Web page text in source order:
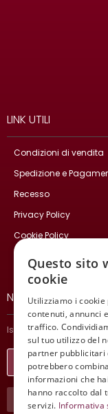
LINK UTILI
Condizioni di vendita
Spedizione e
Recesso
Privacy Policy
Cookie Policy
NEWSLETTER
Iscriviti per ricevere
ISCRIVITI
Questo sito
cookie
Utilizziamo i
contenuti, annunci
traffico.
sul tuo utilizzo del
partner pubblicitari
potrebbero
informazioni che
hanno raccolto dal
servizi. Informativa